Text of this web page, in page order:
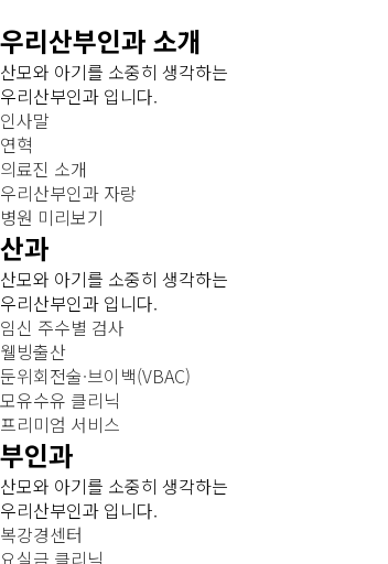
우리산부인과 소개
산모와 아기를 소중히 생각하는
우리산부인과 입니다.
인사말
연혁
의료진 소개
우리산부인과 자랑
병원 미리보기
산과
산모와 아기를 소중히 생각하는
우리산부인과 입니다.
임신 주수별 검사
웰빙출산
둔위회전술·브이백(VBAC)
모유수유 클리닉
프리미엄 서비스
부인과
산모와 아기를 소중히 생각하는
우리산부인과 입니다.
복강경센터
요실금 클리닉